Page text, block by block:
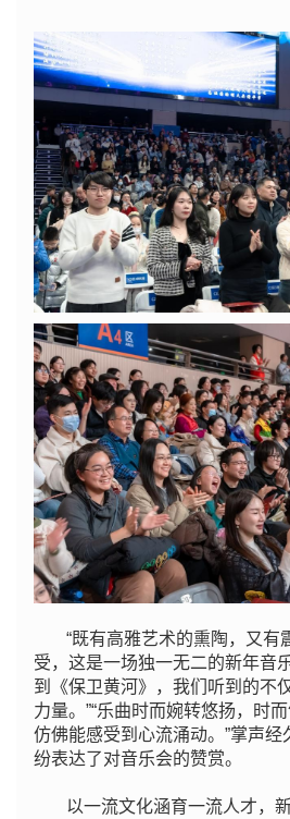
“既有高雅艺术的熏陶，又有
受，这是一场独一无二的新年音
到《保卫黄河》，我们听到的不
力量。”“乐曲时而婉转悠扬，时
仿佛能感受到心流涌动。”掌声
纷表达了对音乐会的赞赏。
以一流文化涵育一流人才，